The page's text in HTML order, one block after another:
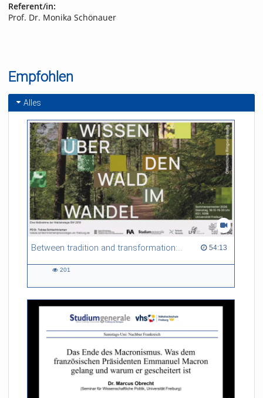
Referent/in:
Prof. Dr. Monika Schönauer
Empfohlen
Alles
Between tradition and transformation: how owners, advisers and institutions co-create knowledge for resilient forests in Europe 54:13
54:13 duration
201